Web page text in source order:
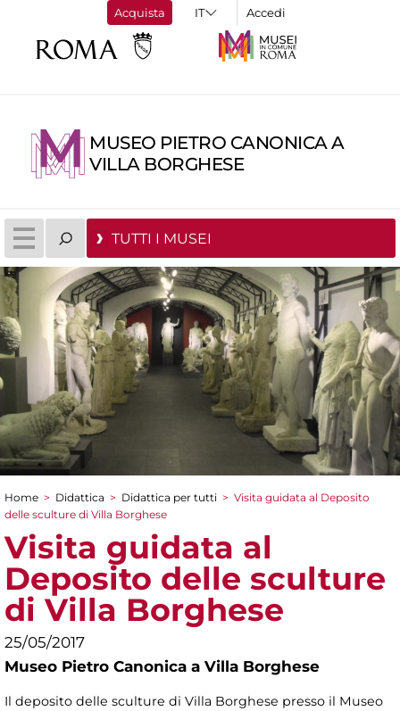
Acquista Accedi
MUSEO PIETRO CANONICA A
VILLA BORGHESE
TUTTI I MUSEI
Tu sei qui
Home > Didattica > Didattica per tutti > Visita guidata al Deposito
delle sculture di Villa Borghese
Visita guidata al
Deposito delle sculture
di Villa Borghese
25/05/2017
Museo Pietro Canonica a Villa Borghese
Il deposito delle sculture di Villa Borghese presso il Museo